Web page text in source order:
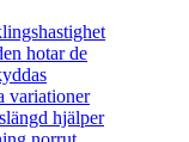
hotar de
variationer
hjälper